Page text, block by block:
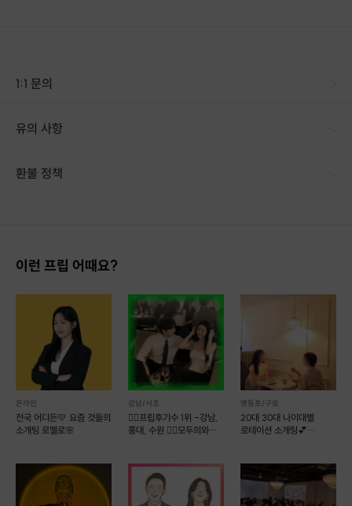
역삼역 도보 5분 거리
매주 토·일 진행
2. 을지로 라운지
을지로4가역 도보 5분 거리
매주 목·금 진행
6. 프라이빗 진행 안내
행사장은 카페 통 대관으로 진행됩니다.
안전하고 프라이빗한 분위기에서 프로그램이 진행
됩니다.
1:1 문의
유의 사항
환불 정책
이런 프립 어때요?
온라인
전국 어디든💛 요즘 것들의
소개팅 로멜로🌸
강남/서초
❤️‍🔥프립후기수 1위 -강남,
홍대, 수원 ❤️‍🔥모두의와인+
영등포/구로
20대 30대 나이대별
로테이션 소개팅💕